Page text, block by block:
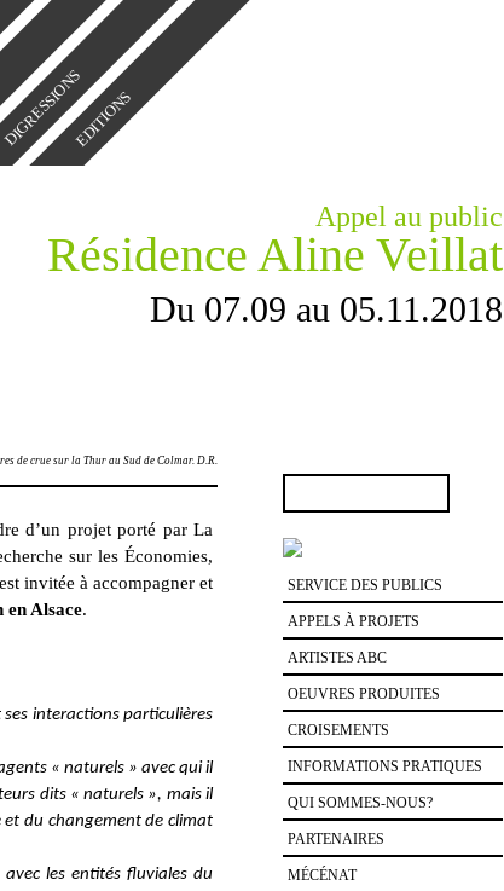
DIGRESSIONSEDITIONS
Appel au public
Résidence Aline Veillat
Du 07.09 au 05.11.2018
de crue sur la Thur au Sud de Colmar. D.R.
d’un projet porté par La
sur les Économies,
invitée à accompagner et
en Alsace.
interactions particulières
« naturels » avec qui il
dits « naturels », mais il
du changement de climat
les entités fluviales du
SERVICE DES PUBLICS
APPELS À PROJETS
ARTISTES ABC
OEUVRES PRODUITES
CROISEMENTS
INFORMATIONS PRATIQUES
QUI SOMMES-NOUS?
PARTENAIRES
MÉCÉNAT